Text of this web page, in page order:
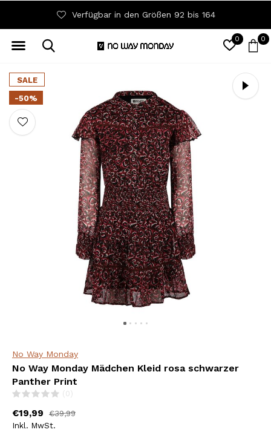
0 0
Verfügbar in den Größen 92 bis 164
SALE
-50%
No Way Monday
No Way Monday Mädchen Kleid rosa schwarzer
Panther Print
(0)
€19,99
€39,99
Inkl. MwSt.